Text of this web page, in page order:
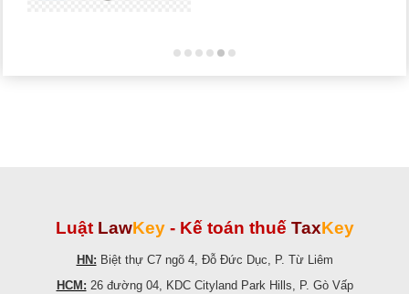
Luật LawKey - Kế toán thuế TaxKey
HN: Biệt thự C7 ngõ 4, Đỗ Đức Dục, P. Từ Liêm
HCM: 26 đường 04, KDC Cityland Park Hills, P. Gò Vấp